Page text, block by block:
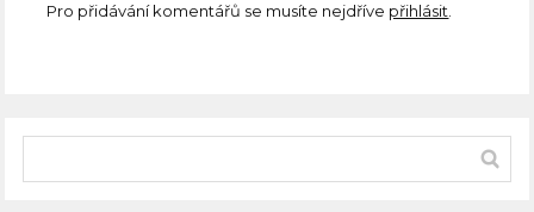
Pro přidávání komentářů se musíte nejdříve přihlásit